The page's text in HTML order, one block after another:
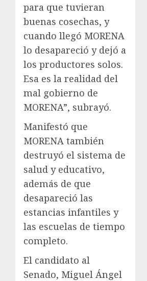
para que tuvieran
buenas cosechas, y
cuando llegó MORENA
lo desapareció y dejó a
los productores solos.
Esa es la realidad del
mal gobierno de
MORENA”, subrayó.
Manifestó que
MORENA también
destruyó el sistema de
salud y educativo,
además de que
desapareció las
estancias infantiles y
las escuelas de tiempo
completo.
El candidato al
Senado, Miguel Ángel